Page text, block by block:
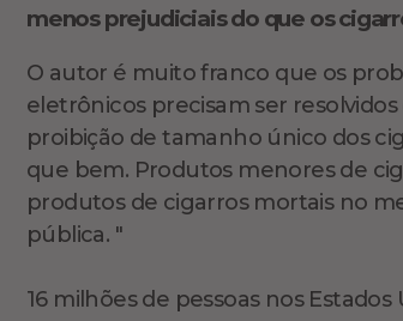
menos prejudiciais do que os
O autor é muito franco que os
eletrônicos precisam ser
proibição de tamanho único dos
que bem. Produtos menores de
produtos de cigarros mortais no
pública. "
16 milhões de pessoas nos